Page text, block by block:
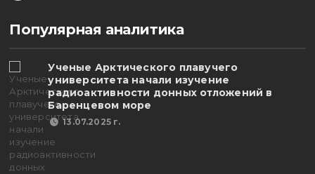
Популярная аналитика
Ученые Арктического плавучего
университета начали изучение
радиоактивности донных отложений в
Баренцевом море
13.07.2025 г.